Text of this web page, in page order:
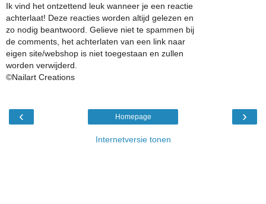
Ik vind het ontzettend leuk wanneer je een reactie
achterlaat! Deze reacties worden altijd gelezen en
zo nodig beantwoord. Gelieve niet te spammen bij
de comments, het achterlaten van een link naar
eigen site/webshop is niet toegestaan en zullen
worden verwijderd.
©Nailart Creations
‹ ›
Homepage
Internetversie tonen